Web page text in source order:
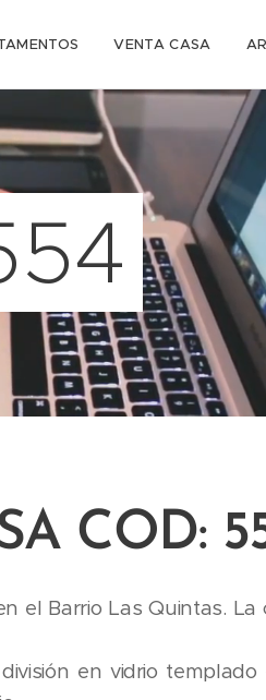
VENTA CASA
COD:
el Barrio Las Quintas.
y
en vidrio